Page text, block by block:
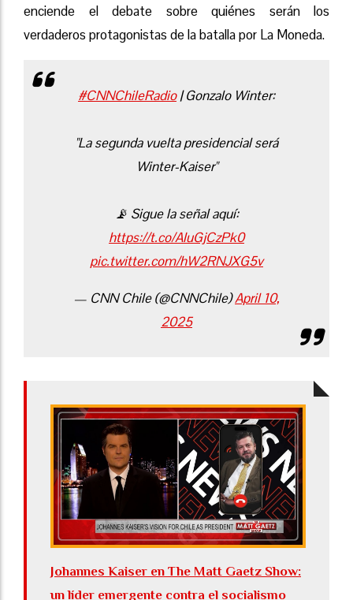
enciende el debate sobre quiénes serán los
verdaderos protagonistas de la batalla por La Moneda.
#CNNChileRadio| Gonzalo Winter:
"La segunda vuelta presidencial será
Winter-Kaiser"
📡 Sigue la señal aquí:
https://t.co/AIuGjCzPk0
pic.twitter.com/hW2RNJXG5v
— CNN Chile (@CNNChile)April 10,
2025
Johannes Kaiser en The Matt Gaetz Show:
un líder emergente contra el socialismo